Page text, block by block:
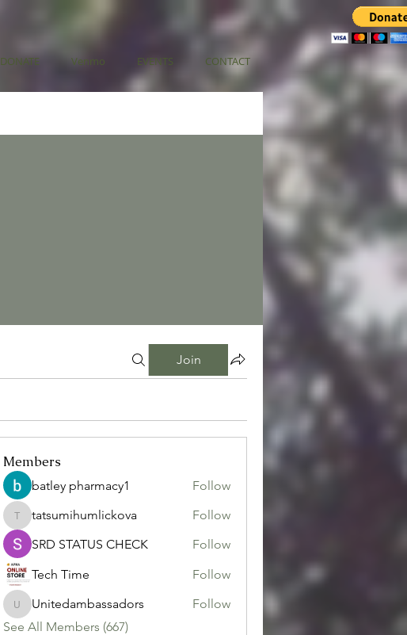
DONATE Venmo EVENTS CONTACT
Join
Members
batley pharmacy1 Follow
tatsumihumlickova
tatsumihumlickova
Follow
SRD STATUS CHECK
Follow
Tech Time
Follow
Unitedambassadors
Unitedambassadors
Follow
See All Members (667)